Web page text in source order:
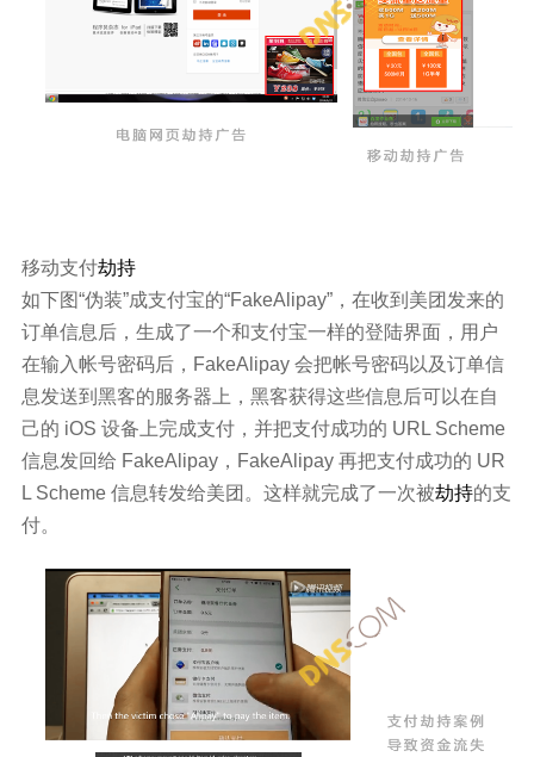
移动支付劫持
如下图“伪装”成支付宝的“FakeAlipay”，在收到美团发来的
订单信息后，生成了一个和支付宝一样的登陆界面，用户
在输入帐号密码后，FakeAlipay 会把帐号密码以及订单信
息发送到黑客的服务器上，黑客获得这些信息后可以在自
己的 iOS 设备上完成支付，并把支付成功的 URL Scheme
信息发回给 FakeAlipay，FakeAlipay 再把支付成功的 UR
L Scheme 信息转发给美团。这样就完成了一次被劫持的支
付。